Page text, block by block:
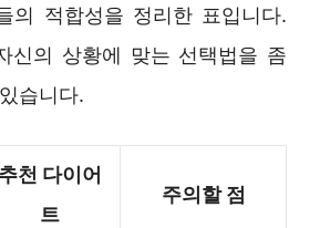
의 적합성을 정리한 표입니다.
신의 상황에 맞는 선택법을 좀
습니다.
추천 다이어
트
주의할 점